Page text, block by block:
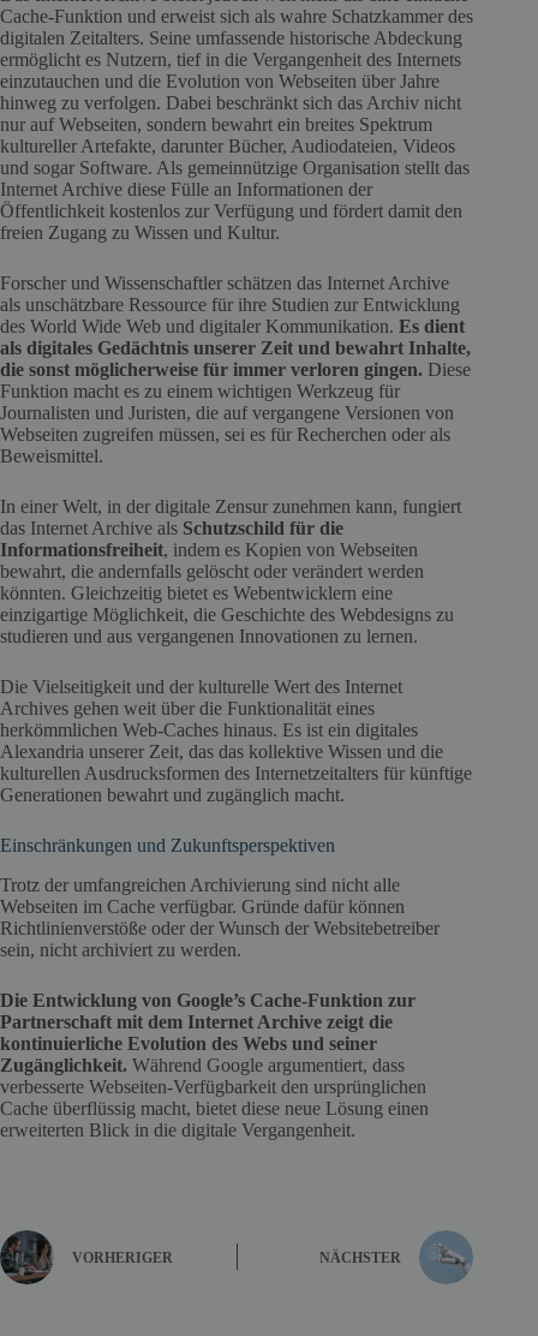
Cache-Funktion und erweist sich als wahre Schatzkammer des
digitalen Zeitalters. Seine umfassende historische Abdeckung
ermöglicht es Nutzern, tief in die Vergangenheit des Internets
einzutauchen und die Evolution von Webseiten über Jahre
hinweg zu verfolgen. Dabei beschränkt sich das Archiv nicht
nur auf Webseiten, sondern bewahrt ein breites Spektrum
kultureller Artefakte, darunter Bücher, Audiodateien, Videos
und sogar Software. Als gemeinnützige Organisation stellt das
Internet Archive diese Fülle an Informationen der
Öffentlichkeit kostenlos zur Verfügung und fördert damit den
freien Zugang zu Wissen und Kultur.
Forscher und Wissenschaftler schätzen das Internet Archive
als unschätzbare Ressource für ihre Studien zur Entwicklung
des World Wide Web und digitaler Kommunikation. Es dient
als digitales Gedächtnis unserer Zeit und bewahrt Inhalte,
die sonst möglicherweise für immer verloren gingen. Diese
Funktion macht es zu einem wichtigen Werkzeug für
Journalisten und Juristen, die auf vergangene Versionen von
Webseiten zugreifen müssen, sei es für Recherchen oder als
Beweismittel.
In einer Welt, in der digitale Zensur zunehmen kann, fungiert
das Internet Archive als Schutzschild für die
Informationsfreiheit, indem es Kopien von Webseiten
bewahrt, die andernfalls gelöscht oder verändert werden
könnten. Gleichzeitig bietet es Webentwicklern eine
einzigartige Möglichkeit, die Geschichte des Webdesigns zu
studieren und aus vergangenen Innovationen zu lernen.
Die Vielseitigkeit und der kulturelle Wert des Internet
Archives gehen weit über die Funktionalität eines
herkömmlichen Web-Caches hinaus. Es ist ein digitales
Alexandria unserer Zeit, das das kollektive Wissen und die
kulturellen Ausdrucksformen des Internetzeitalters für künftige
Generationen bewahrt und zugänglich macht.
Einschränkungen und Zukunftsperspektiven
Trotz der umfangreichen Archivierung sind nicht alle
Webseiten im Cache verfügbar. Gründe dafür können
Richtlinienverstöße oder der Wunsch der Websitebetreiber
sein, nicht archiviert zu werden.
Die Entwicklung von Google’s Cache-Funktion zur
Partnerschaft mit dem Internet Archive zeigt die
kontinuierliche Evolution des Webs und seiner
Zugänglichkeit. Während Google argumentiert, dass
verbesserte Webseiten-Verfügbarkeit den ursprünglichen
Cache überflüssig macht, bietet diese neue Lösung einen
erweiterten Blick in die digitale Vergangenheit.
VORHERIGER NÄCHSTER